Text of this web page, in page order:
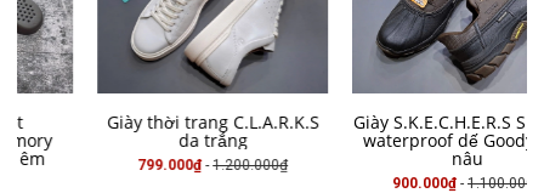
MUA HÀNG
Giày thời trang C.L.A.R.K.S
da trắng
799.000₫ - 1.200.000₫
MUA HÀNG
Giày S.K.E.C.H.E.R.S Slip -ins
waterproof dế Goodyear -
nâu
900.000₫ - 1.100.000₫